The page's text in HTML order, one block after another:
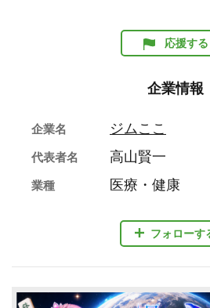
応援する
企業情報
フォローす
企業名 ジムここ
代表者名 高山賢一
業種 医療・健康